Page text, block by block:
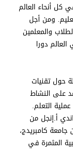
كل أنحاء العالم
ومن أجل
والمعلمين
دورا
حول تقنيات
على النشاط
التعلم.
أ.إنجل من
كامبريدج،
المثمرة في